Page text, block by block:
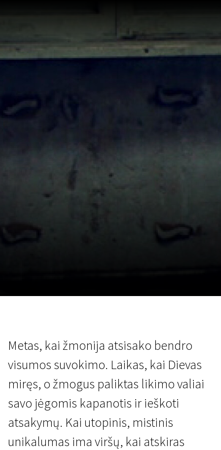
Metas, kai žmonija atsisako bendro
visumos suvokimo. Laikas, kai Dievas
miręs, o žmogus paliktas likimo valiai
savo jėgomis kapanotis ir ieškoti
atsakymų. Kai utopinis, mistinis
unikalumas ima viršų, kai atskiras